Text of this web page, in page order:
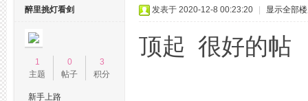
醉里挑灯看剑
1
主题
0
帖子
3
积分
新手上路
发表于 2020-12-8 00:23:20 显示全部
顶起 很好的帖